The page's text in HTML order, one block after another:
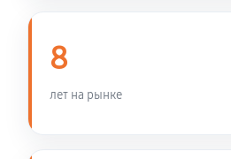
Замена USB порта ноутбука
950 руб
8
лет на рынке